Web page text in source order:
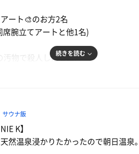
ート🎨のお方2名
腕立てアートと他1名)
汚物で殺人した看護師
カンなぁ
たらやけど
長 たまらんのー
続きを読む
サウナ飯
K】
然温泉浸かりたかったので朝日温泉。